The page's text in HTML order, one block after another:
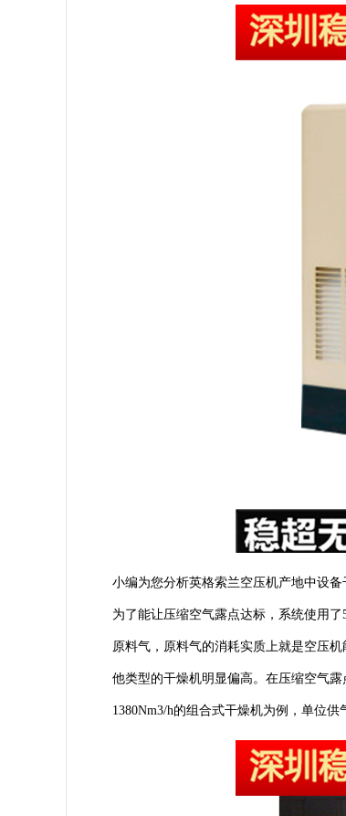
小编为您分析英格索兰空压机产地中设备
为了能让压缩空气露点达标，系统使用
原料气，原料气的消耗实质上就是空压
他类型的干燥机明显偏高。在压缩空气
1380Nm3/h的组合式干燥机为例，单位供